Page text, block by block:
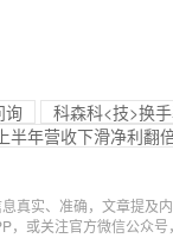
询
科森科<技>换
半年营收下滑净利
真实、准确，文章提及
，或关注官方微信公众